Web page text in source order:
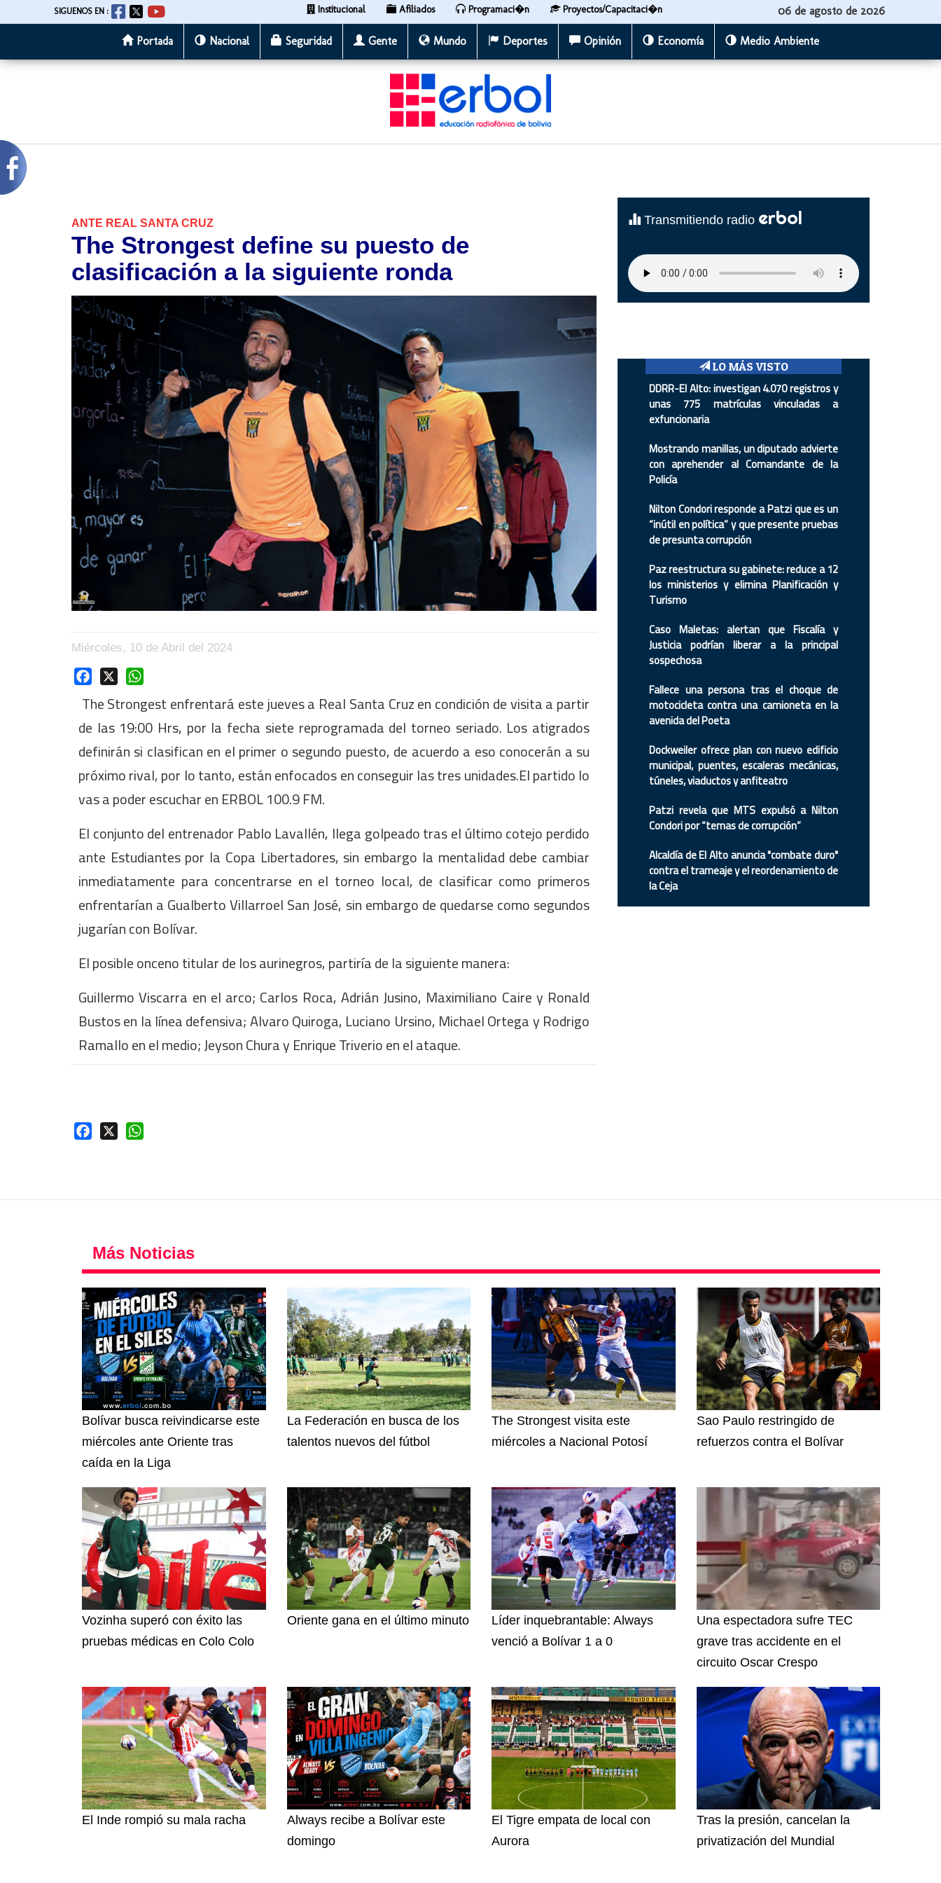
al
SIGUENOS EN : Institucional Afiliados Programaci�n Proyectos/Capacitaci�n 06 de agosto de 2026
Portada Nacional Seguridad Gente Mundo Deportes Opinión Economía Medio Ambiente
ANTE REAL SANTA CRUZ
The Strongest define su puesto de
clasificación a la siguiente ronda
Miércoles, 10 de Abril del 2024
Facebook
The Strongest enfrentará este jueves a Real Santa Cruz en condición de visita a partir
de las 19:00 Hrs, por la fecha siete reprogramada del torneo seriado. Los atigrados
definirán si clasifican en el primer o segundo puesto, de acuerdo a eso conocerán a su
próximo rival, por lo tanto, están enfocados en conseguir las tres unidades.El partido lo
vas a poder escuchar en ERBOL 100.9 FM.
El conjunto del entrenador Pablo Lavallén, llega golpeado tras el último cotejo perdido
ante Estudiantes por la Copa Libertadores, sin embargo la mentalidad debe cambiar
inmediatamente para concentrarse en el torneo local, de clasificar como primeros
enfrentarían a Gualberto Villarroel San José, sin embargo de quedarse como segundos
jugarían con Bolívar.
El posible onceno titular de los aurinegros, partiría de la siguiente manera:
Guillermo Viscarra en el arco; Carlos Roca, Adrián Jusino, Maximiliano Caire y Ronald
Bustos en la línea defensiva; Alvaro Quiroga, Luciano Ursino, Michael Ortega y Rodrigo
Ramallo en el medio; Jeyson Chura y Enrique Triverio en el ataque.
Facebook
Transmitiendo radio erbol
LO MÁS VISTO
DDRR-El Alto: investigan 4.070 registros y
unas 775 matrículas vinculadas a
exfuncionaria
Mostrando manillas, un diputado advierte
con aprehender al Comandante de la
Policía
Nilton Condori responde a Patzi que es un
“inútil en política” y que presente pruebas
de presunta corrupción
Paz reestructura su gabinete: reduce a 12
los ministerios y elimina Planificación y
Turismo
Caso Maletas: alertan que Fiscalía y
Justicia podrían liberar a la principal
sospechosa
Fallece una persona tras el choque de
motocicleta contra una camioneta en la
avenida del Poeta
Dockweiler ofrece plan con nuevo edificio
municipal, puentes, escaleras mecánicas,
túneles, viaductos y anfiteatro
Patzi revela que MTS expulsó a Nilton
Condori por “temas de corrupción”
Alcaldía de El Alto anuncia "combate duro"
contra el trameaje y el reordenamiento de
la Ceja
Más Noticias
Bolívar busca reivindicarse este
miércoles ante Oriente tras
caída en la Liga
La Federación en busca de los
talentos nuevos del fútbol
The Strongest visita este
miércoles a Nacional Potosí
Sao Paulo restringido de
refuerzos contra el Bolívar
Vozinha superó con éxito las
pruebas médicas en Colo Colo
Oriente gana en el último minuto
Líder inquebrantable: Always
venció a Bolívar 1 a 0
Una espectadora sufre TEC
grave tras accidente en el
circuito Oscar Crespo
El Inde rompió su mala racha
Always recibe a Bolívar este
domingo
El Tigre empata de local con
Aurora
Tras la presión, cancelan la
privatización del Mundial